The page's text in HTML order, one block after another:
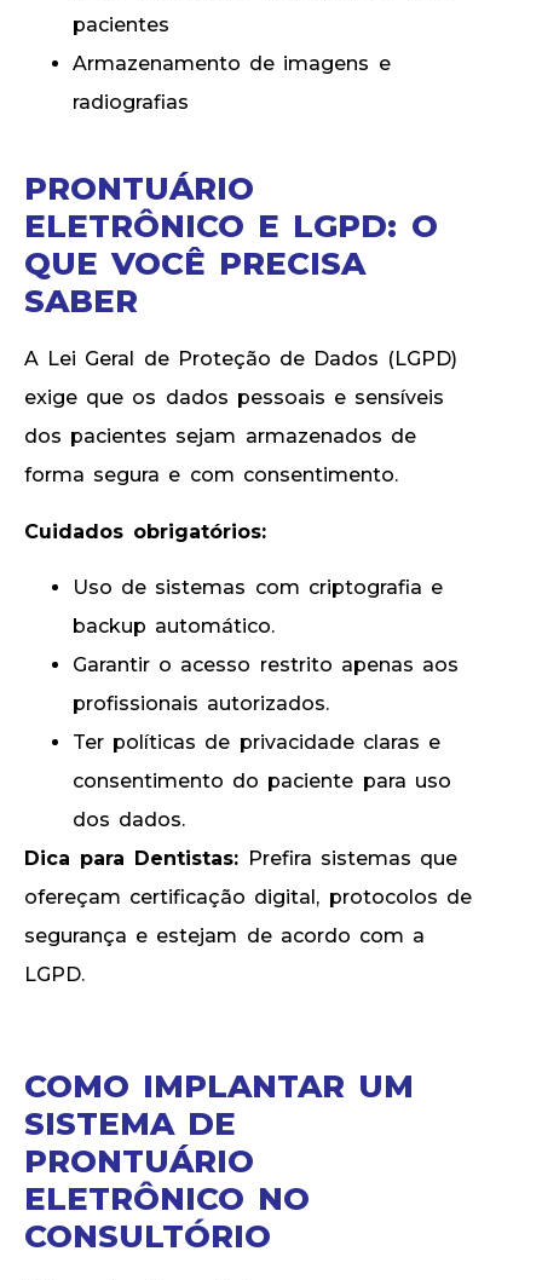
pacientes
Armazenamento de imagens e
radiografias
PRONTUÁRIO
ELETRÔNICO E LGPD: O
QUE VOCÊ PRECISA
SABER
A Lei Geral de Proteção de Dados (LGPD)
exige que os dados pessoais e sensíveis
dos pacientes sejam armazenados de
forma segura e com consentimento.
Cuidados obrigatórios:
Uso de sistemas com criptografia e
backup automático.
Garantir o acesso restrito apenas aos
profissionais autorizados.
Ter políticas de privacidade claras e
consentimento do paciente para uso
dos dados.
Dica para Dentistas: Prefira sistemas que
ofereçam certificação digital, protocolos de
segurança e estejam de acordo com a
LGPD.
COMO IMPLANTAR UM
SISTEMA DE
PRONTUÁRIO
ELETRÔNICO NO
CONSULTÓRIO